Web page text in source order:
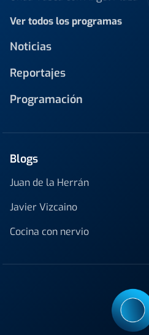
Ver todos los programas
Noticias
Reportajes
Programación
Blogs
Juan de la Herrán
Javier Vizcaino
Cocina con nervio